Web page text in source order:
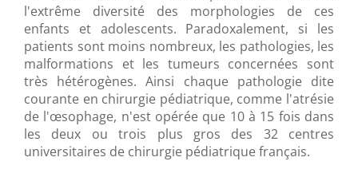
l'extrême diversité des morphologies de ces
enfants et adolescents. Paradoxalement, si les
patients sont moins nombreux, les pathologies, les
malformations et les tumeurs concernées sont
très hétérogènes. Ainsi chaque pathologie dite
courante en chirurgie pédiatrique, comme l'atrésie
de l'œsophage, n'est opérée que 10 à 15 fois dans
les deux ou trois plus gros des 32 centres
universitaires de chirurgie pédiatrique français.